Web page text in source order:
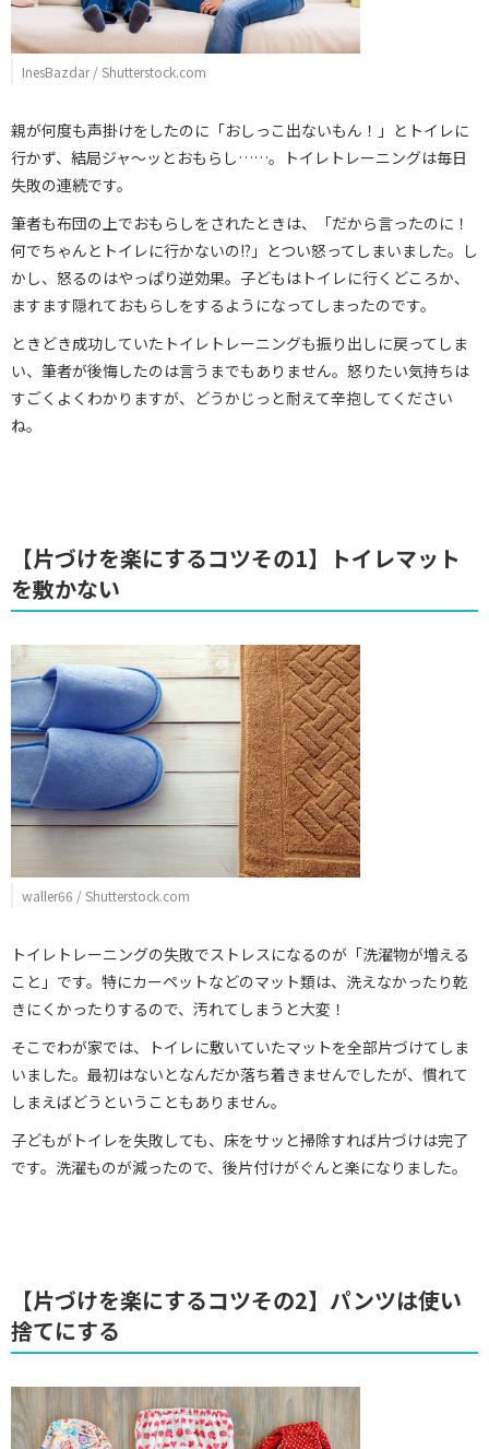
InesBazdar / Shutterstock.com
親が何度も声掛けをしたのに「おしっこ出ないもん！」とトイレに
行かず、結局ジャ～ッとおもらし……。トイレトレーニングは毎日
失敗の連続です。
筆者も布団の上でおもらしをされたときは、「だから言ったのに！
何でちゃんとトイレに行かないの!?」とつい怒ってしまいました。し
かし、怒るのはやっぱり逆効果。子どもはトイレに行くどころか、
ますます隠れておもらしをするようになってしまったのです。
ときどき成功していたトイレトレーニングも振り出しに戻ってしま
い、筆者が後悔したのは言うまでもありません。怒りたい気持ちは
すごくよくわかりますが、どうかじっと耐えて辛抱してください
ね。
【片づけを楽にするコツその1】トイレマット
を敷かない
waller66 / Shutterstock.com
トイレトレーニングの失敗でストレスになるのが「洗濯物が増える
こと」です。特にカーペットなどのマット類は、洗えなかったり乾
きにくかったりするので、汚れてしまうと大変！
そこでわが家では、トイレに敷いていたマットを全部片づけてしま
いました。最初はないとなんだか落ち着きませんでしたが、慣れて
しまえばどうということもありません。
子どもがトイレを失敗しても、床をサッと掃除すれば片づけは完了
です。洗濯ものが減ったので、後片付けがぐんと楽になりました。
【片づけを楽にするコツその2】パンツは使い
捨てにする